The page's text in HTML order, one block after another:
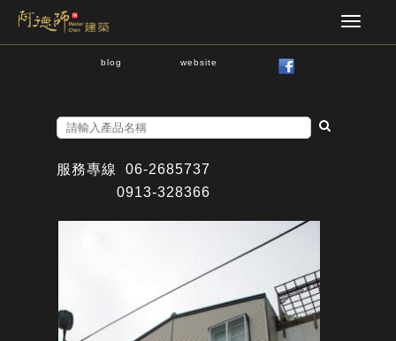
blog website
服務專線
06-2685737
0913-328366